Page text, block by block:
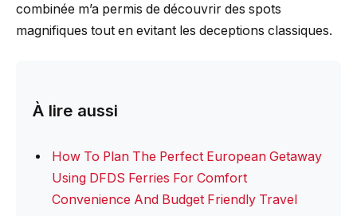
combinée m’a permis de découvrir des spots
magnifiques tout en evitant les deceptions classiques.
À lire aussi
How To Plan The Perfect European Getaway
Using DFDS Ferries For Comfort
Convenience And Budget Friendly Travel